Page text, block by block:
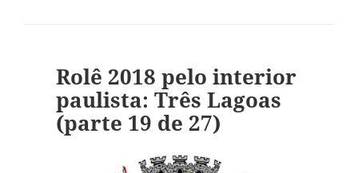
Rolê 2018 pelo interior
paulista: Três Lagoas
(parte 19 de 27)